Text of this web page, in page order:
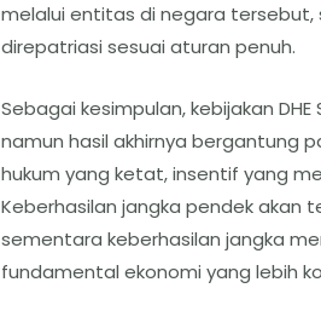
melalui entitas di negara tersebut,
direpatriasi sesuai aturan penuh.
Sebagai kesimpulan, kebijakan
namun hasil akhirnya bergantung
hukum yang ketat, insentif yang
Keberhasilan jangka pendek akan
sementara keberhasilan jangka
fundamental ekonomi yang lebih